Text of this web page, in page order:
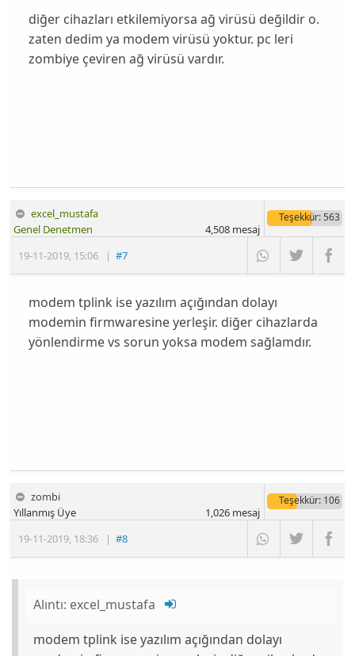
diğer cihazları etkilemiyorsa ağ virüsü değildir o.
zaten dedim ya modem virüsü yoktur. pc leri
zombiye çeviren ağ virüsü vardır.
excel_mustafa
19-11-2019, 15:06 |#7
Genel Denetmen
Teşekkür: 563
4,508mesaj
modem tplink ise yazılım açığından dolayı
modemin firmwaresine yerleşir. diğer cihazlarda
yönlendirme vs sorun yoksa modem sağlamdır.
zombi
19-11-2019 18:36 |#8
Yıllanmış Üye
Teşekkür: 106
1,026mesaj
Alıntı: excel_mustafa
modem tplink ise yazılım açığından dolayı